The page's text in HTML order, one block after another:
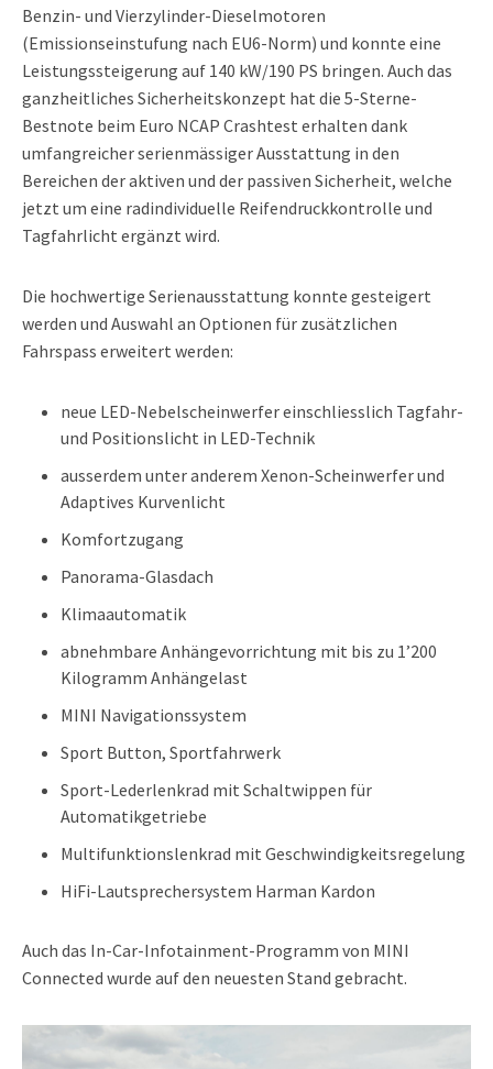
Benzin- und Vierzylinder-Dieselmotoren
(Emissionseinstufung nach EU6-Norm) und konnte eine
Leistungssteigerung auf 140 kW/190 PS bringen. Auch das
ganzheitliches Sicherheitskonzept hat die 5-Sterne-
Bestnote beim Euro NCAP Crashtest erhalten dank
umfangreicher serienmässiger Ausstattung in den
Bereichen der aktiven und der passiven Sicherheit, welche
jetzt um eine radindividuelle Reifendruckkontrolle und
Tagfahrlicht ergänzt wird.
Die hochwertige Serienausstattung konnte gesteigert
werden und Auswahl an Optionen für zusätzlichen
Fahrspass erweitert werden:
neue LED-Nebelscheinwerfer einschliesslich Tagfahr-
und Positionslicht in LED-Technik
ausserdem unter anderem Xenon-Scheinwerfer und
Adaptives Kurvenlicht
Komfortzugang
Panorama-Glasdach
Klimaautomatik
abnehmbare Anhängevorrichtung mit bis zu 1’200
Kilogramm Anhängelast
MINI Navigationssystem
Sport Button, Sportfahrwerk
Sport-Lederlenkrad mit Schaltwippen für
Automatikgetriebe
Multifunktionslenkrad mit Geschwindigkeitsregelung
HiFi-Lautsprechersystem Harman Kardon
Auch das In-Car-Infotainment-Programm von MINI
Connected wurde auf den neuesten Stand gebracht.